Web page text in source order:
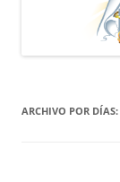
ARCHIVO POR DÍAS: